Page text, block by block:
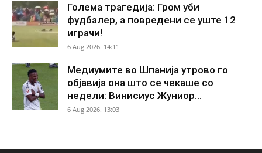
Голема трагедија: Гром уби
фудбалер, а повредени се уште 12
играчи!
6 Aug 2026. 14:11
Медиумите во Шпанија утрово го
објавија она што се чекаше со
недели: Винисиус Жуниор...
6 Aug 2026. 13:03